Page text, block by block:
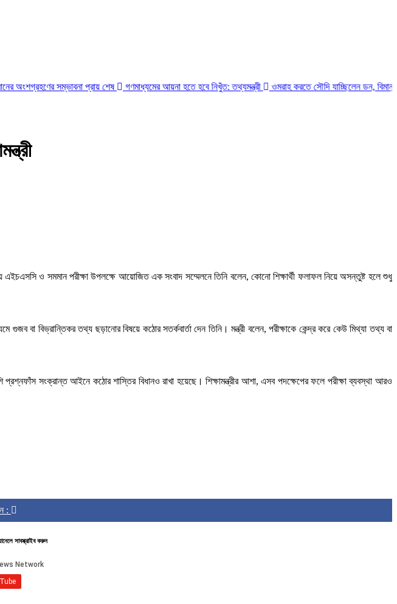
সম্ভাবনা প্রায় শেষ গণমাধ্যমের আয়না হতে হবে নিখুঁত: তথ্যমন্ত্রী ওমরাহ করতে সৌদি যাচ্ছিলেন ডন, বিমানবন্দরে গ্রেপ্তার
এইচএসসি ও সমমান পরীক্ষা উপলক্ষে আয়োজিত এক সংবাদ সম্মেলনে তিনি বলেন, কোনো শিক্ষার্থী ফলাফল নিয়ে অসন্তুষ্ট হলে শুধু
বা বিভ্রান্তিকর তথ্য ছড়ানোর বিষয়ে কঠোর সতর্কবার্তা দেন তিনি। মন্ত্রী বলেন, পরীক্ষাকে কেন্দ্র করে কেউ মিথ্যা তথ্য বা
সংক্রান্ত আইনে কঠোর শাস্তির বিধানও রাখা হয়েছে। শিক্ষামন্ত্রীর আশা, এসব পদক্ষেপের ফলে পরীক্ষা ব্যবস্থা আরও
:
সাবস্ক্রাইব করুন